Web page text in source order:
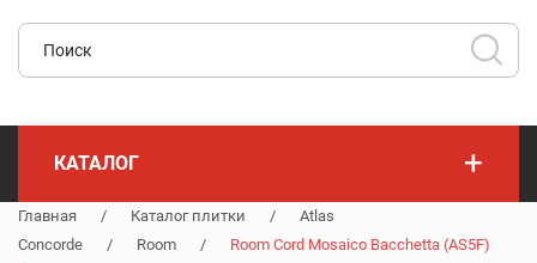
КАТАЛОГ +
Главная / Каталог плитки /
Atlas
Concorde
/ Room /
Room Cord Mosaico Bacchetta (AS5F)